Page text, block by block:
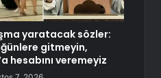
yaratacak sözler:
gitmeyin,
hesabını veremeyiz